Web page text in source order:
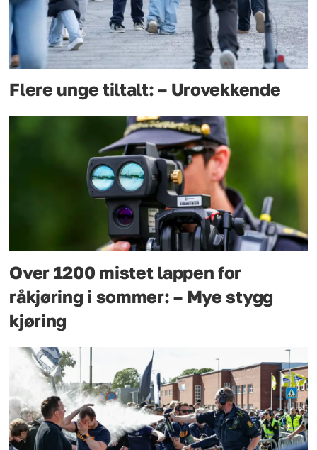
Flere unge tiltalt: – Urovekkende
Over 1200 mistet lappen for
råkjøring i sommer: – Mye stygg
kjøring